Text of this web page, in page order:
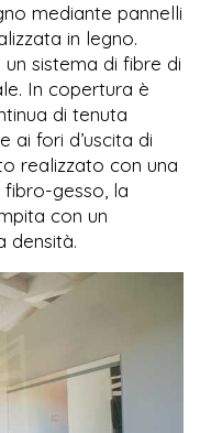
mediante pannelli
in legno.
sistema di fibre di
In copertura è
di tenuta
ai fori d’uscita di
realizzato con una
gesso, la
con un
densità.